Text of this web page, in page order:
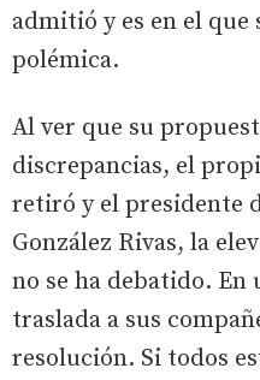
admitió y es en el que
polémica.
Al ver que su
discrepancias, el
retiró y el presidente
González Rivas, la
no se ha debatido.
traslada a sus
resolución. Si todos